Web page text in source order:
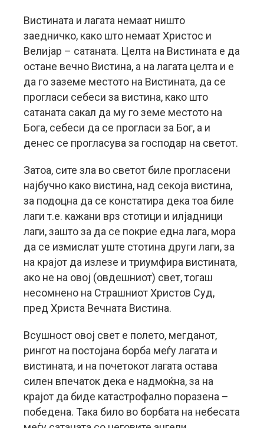
Вистината и лагата немаат ништо
заедничко, како што немаат Христос и
Велијар – сатаната. Целта на Вистината е да
остане вечно Вистина, а на лагата целта и е
да го заземе местото на Вистината, да се
прогласи себеси за вистина, како што
сатаната сакал да му го земе местото на
Бога, себеси да се прогласи за Бог, а и
денес се прогласува за господар на светот.
Затоа, сите зла во светот биле прогласени
најбучно како вистина, над секоја вистина,
за подоцна да се констатира дека тоа биле
лаги т.е. кажани врз стотици и илјадници
лаги, зашто за да се покрие една лага, мора
да се измислат уште стотина други лаги, за
на крајот да излезе и триумфира вистината,
ако не на овој (овдешниот) свет, тогаш
несомнено на Страшниот Христов Суд,
пред Христа Вечната Вистина.
Всушност овој свет е полето, мегданот,
рингот на постојана борба меѓу лагата и
вистината, и на почетокот лагата остава
силен впечаток дека е надмоќна, за на
крајот да биде катастрофално поразена –
победена. Така било во борбата на небесата